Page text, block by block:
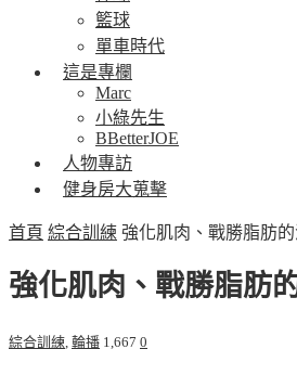
籃球
單車時代
這是專欄
Marc
小綠先生
BBetterJOE
人物專訪
健身房大蒐擊
首頁 綜合訓練 強化肌肉、戰勝脂肪
強化肌肉、戰勝脂肪
綜合訓練 輪播 1,667 0